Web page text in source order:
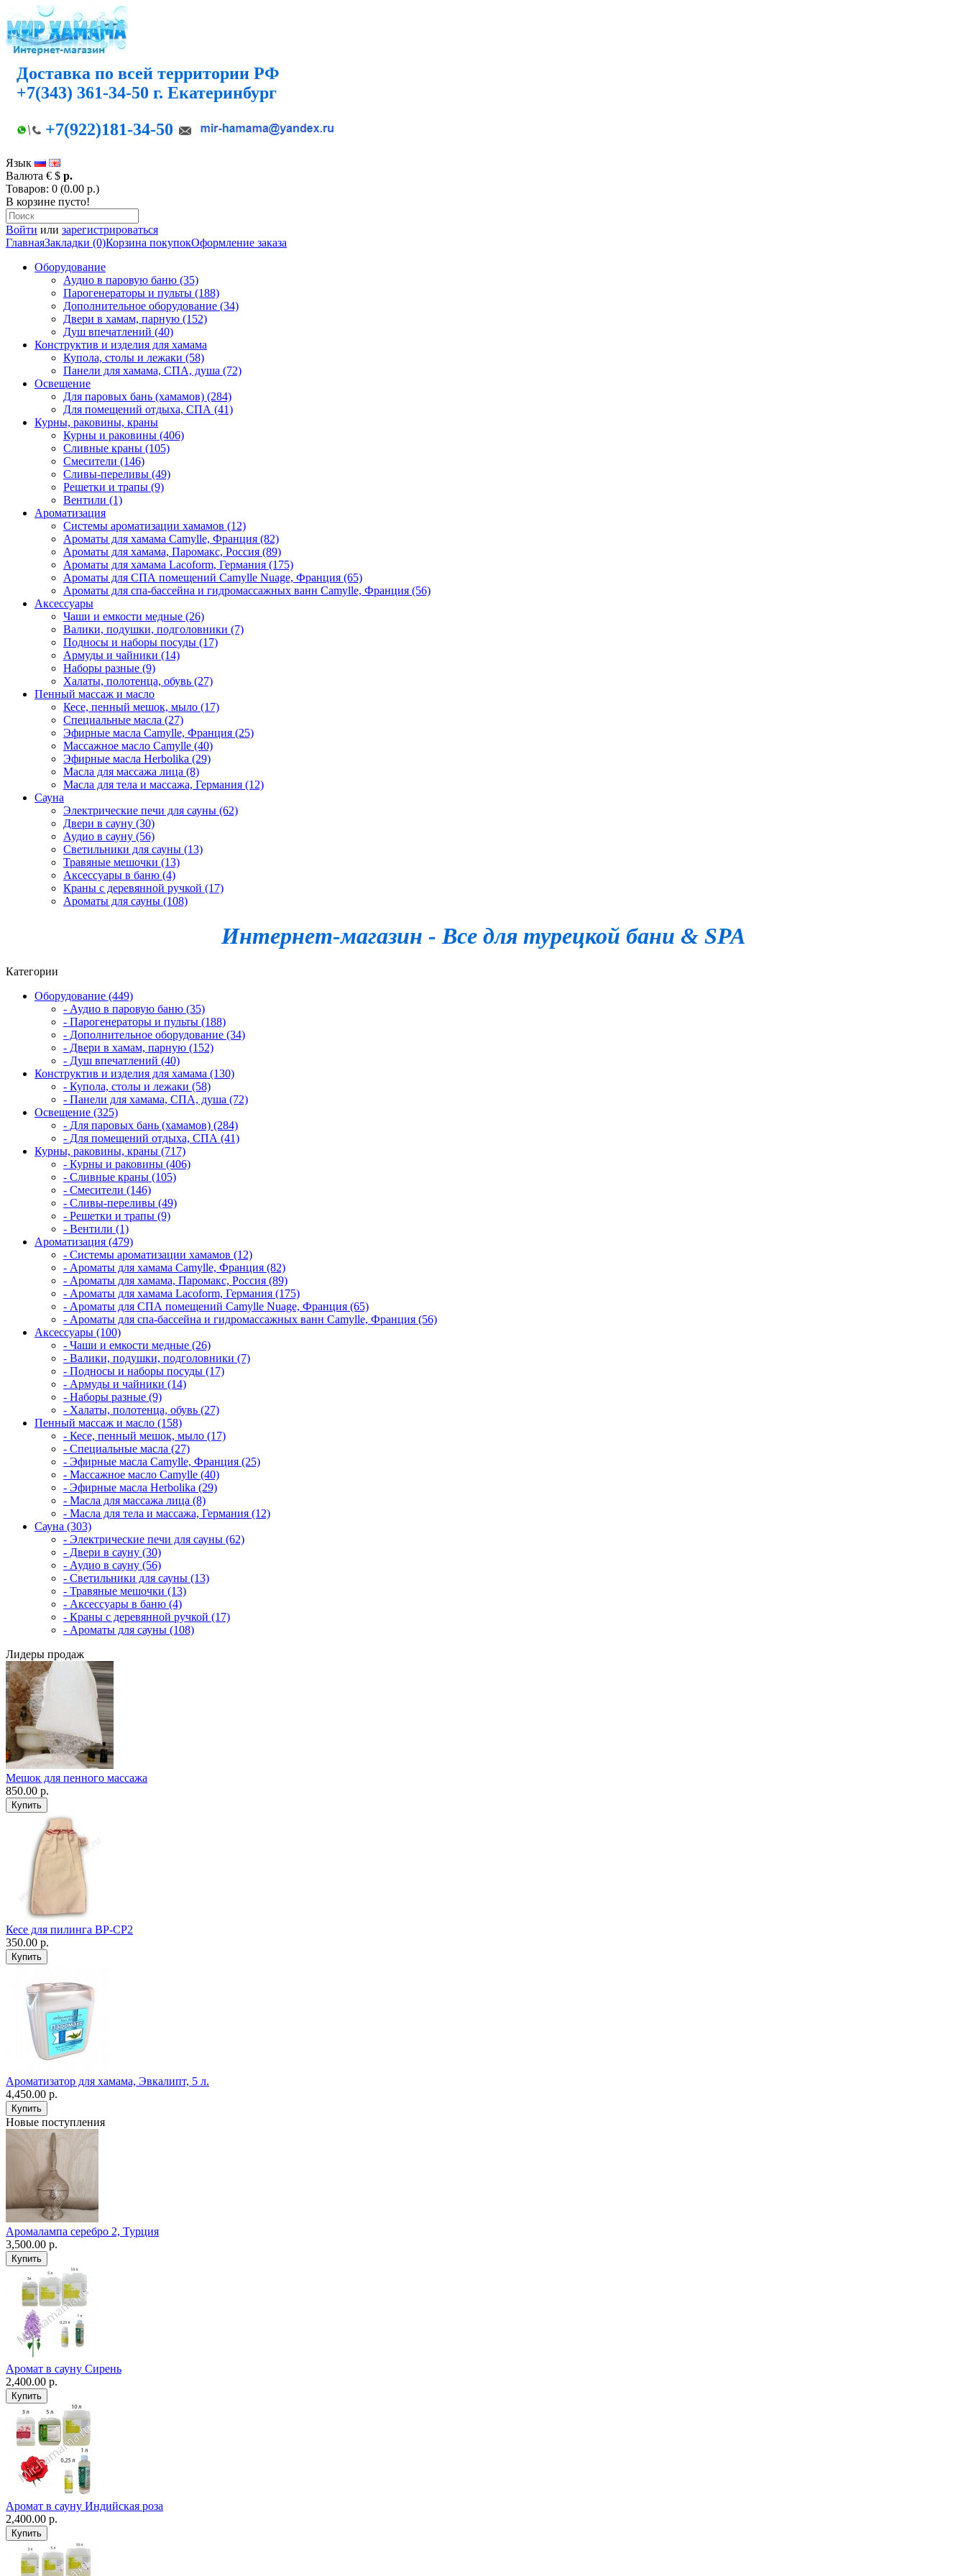
Доставка по всей территории РФ
+7(343) 361-34-50 г. Екатеринбург
+7(922)181-34-50
Язык
Валюта € $ р.
Товаров: 0 (0.00 р.)
В корзине пусто!
Войти или зарегистрироваться
ГлавнаяЗакладки (0)Корзина покупокОформление заказа
Оборудование
Аудио в паровую баню (35)
Парогенераторы и пульты (188)
Дополнительное оборудование (34)
Двери в хамам, парную (152)
Душ впечатлений (40)
Конструктив и изделия для хамама
Купола, столы и лежаки (58)
Панели для хамама, СПА, душа (72)
Освещение
Для паровых бань (хамамов) (284)
Для помещений отдыха, СПА (41)
Курны, раковины, краны
Курны и раковины (406)
Сливные краны (105)
Смесители (146)
Сливы-переливы (49)
Решетки и трапы (9)
Вентили (1)
Ароматизация
Системы ароматизации хамамов (12)
Ароматы для хамама Camylle, Франция (82)
Ароматы для хамама, Паромакс, Россия (89)
Ароматы для хамама Lacoform, Германия (175)
Ароматы для СПА помещений Camylle Nuage, Франция (65)
Ароматы для спа-бассейна и гидромассажных ванн Camylle, Франция (56)
Аксессуары
Чаши и емкости медные (26)
Валики, подушки, подголовники (7)
Подносы и наборы посуды (17)
Армуды и чайники (14)
Наборы разные (9)
Халаты, полотенца, обувь (27)
Пенный массаж и масло
Кесе, пенный мешок, мыло (17)
Специальные масла (27)
Эфирные масла Camylle, Франция (25)
Массажное масло Camylle (40)
Эфирные масла Herbolika (29)
Масла для массажа лица (8)
Масла для тела и массажа, Германия (12)
Сауна
Электрические печи для сауны (62)
Двери в сауну (30)
Аудио в сауну (56)
Светильники для сауны (13)
Травяные мешочки (13)
Аксессуары в баню (4)
Краны с деревянной ручкой (17)
Ароматы для сауны (108)
Интернет-магазин - Все для турецкой бани & SPA
Категории
Оборудование (449)
- Аудио в паровую баню (35)
- Парогенераторы и пульты (188)
- Дополнительное оборудование (34)
- Двери в хамам, парную (152)
- Душ впечатлений (40)
Конструктив и изделия для хамама (130)
- Купола, столы и лежаки (58)
- Панели для хамама, СПА, душа (72)
Освещение (325)
- Для паровых бань (хамамов) (284)
- Для помещений отдыха, СПА (41)
Курны, раковины, краны (717)
- Курны и раковины (406)
- Сливные краны (105)
- Смесители (146)
- Сливы-переливы (49)
- Решетки и трапы (9)
- Вентили (1)
Ароматизация (479)
- Системы ароматизации хамамов (12)
- Ароматы для хамама Camylle, Франция (82)
- Ароматы для хамама, Паромакс, Россия (89)
- Ароматы для хамама Lacoform, Германия (175)
- Ароматы для СПА помещений Camylle Nuage, Франция (65)
- Ароматы для спа-бассейна и гидромассажных ванн Camylle, Франция (56)
Аксессуары (100)
- Чаши и емкости медные (26)
- Валики, подушки, подголовники (7)
- Подносы и наборы посуды (17)
- Армуды и чайники (14)
- Наборы разные (9)
- Халаты, полотенца, обувь (27)
Пенный массаж и масло (158)
- Кесе, пенный мешок, мыло (17)
- Специальные масла (27)
- Эфирные масла Camylle, Франция (25)
- Массажное масло Camylle (40)
- Эфирные масла Herbolika (29)
- Масла для массажа лица (8)
- Масла для тела и массажа, Германия (12)
Сауна (303)
- Электрические печи для сауны (62)
- Двери в сауну (30)
- Аудио в сауну (56)
- Светильники для сауны (13)
- Травяные мешочки (13)
- Аксессуары в баню (4)
- Краны с деревянной ручкой (17)
- Ароматы для сауны (108)
Лидеры продаж
Мешок для пенного массажа
850.00 р.
Кесе для пилинга ВР-CP2
350.00 р.
Ароматизатор для хамама, Эвкалипт, 5 л.
4,450.00 р.
Новые поступления
Аромалампа серебро 2, Турция
3,500.00 р.
Аромат в сауну Сирень
2,400.00 р.
Аромат в сауну Индийская роза
2,400.00 р.